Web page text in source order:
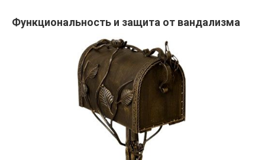
Функциональность и защита от вандализма